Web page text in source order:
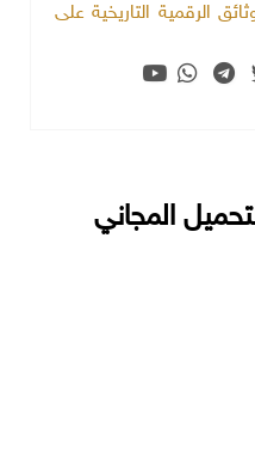
الرقمية التاريخية على
المجاني